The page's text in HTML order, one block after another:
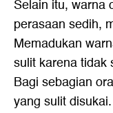
Selain itu, warna
perasaan sedih,
Memadukan
sulit karena tidak
Bagi sebagian
yang sulit disukai.